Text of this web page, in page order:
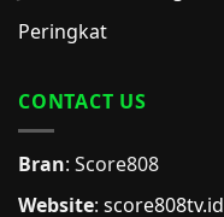
Peringkat
CONTACT US
Bran: Score808
Website: score808tv.id